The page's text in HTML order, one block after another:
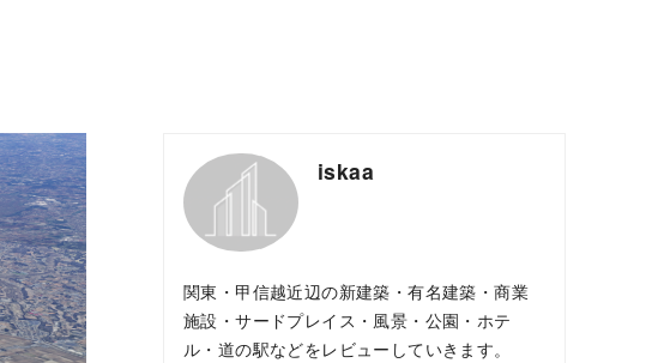
iskaa
関東・甲信越近辺の新建築・有名建築・商業
施設・サードプレイス・風景・公園・ホテ
ル・道の駅などをレビューしていきます。